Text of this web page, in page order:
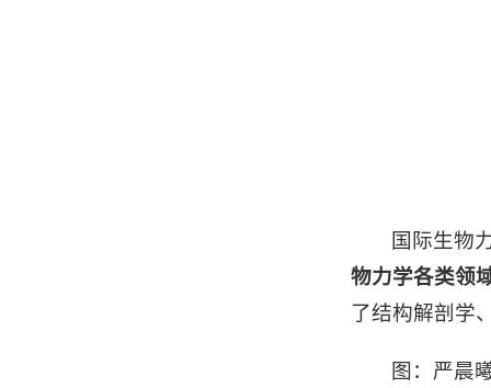
国际生物
物力学各类领
了结构解剖学
图：严晨